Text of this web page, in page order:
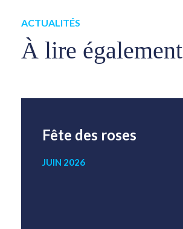
ACTUALITÉS
À lire également
Fête des roses
JUIN 2026